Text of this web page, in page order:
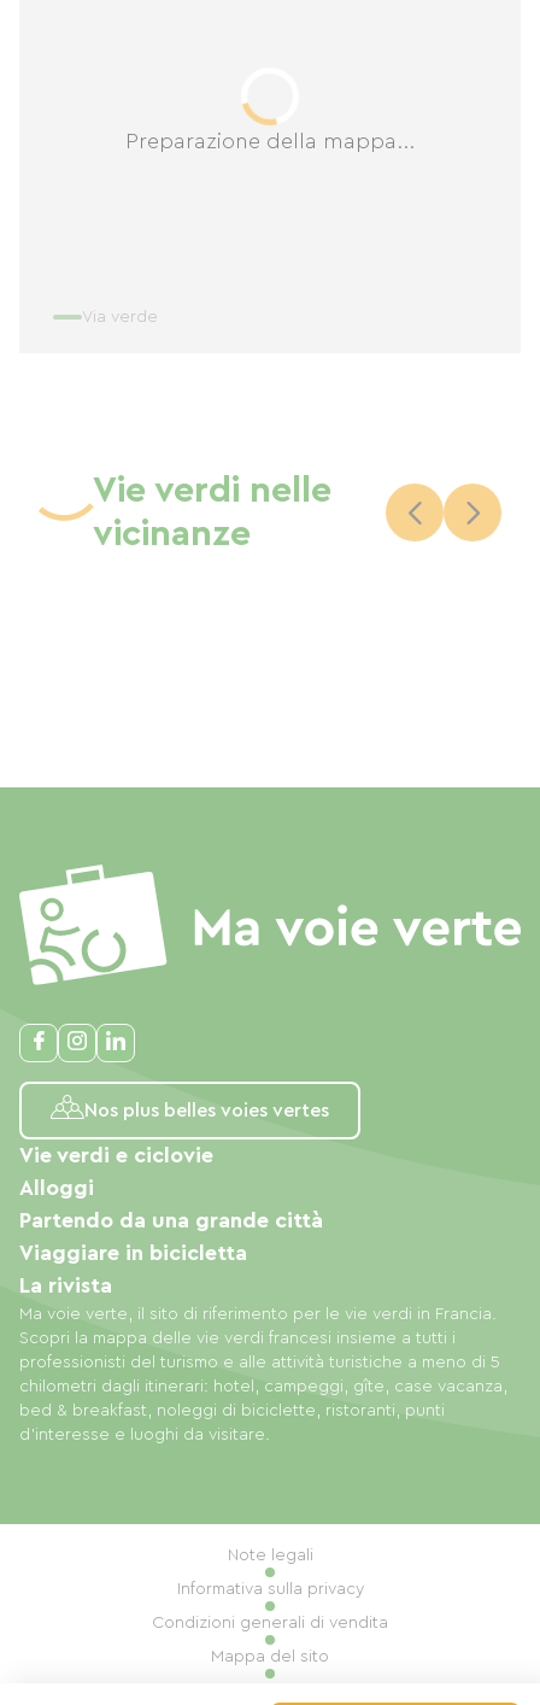
Preparazione della mappa...
Via verde
Vie verdi nelle
vicinanze
Nos plus belles voies vertes
Ma voie verte, il sito di riferimento per le vie verdi in Francia.
Scopri la mappa delle vie verdi francesi insieme a tutti i
professionisti del turismo e alle attività turistiche a meno di 5
chilometri dagli itinerari: hotel, campeggi, gîte, case vacanza,
bed & breakfast, noleggi di biciclette, ristoranti, punti
d'interesse e luoghi da visitare.
Vie verdi e ciclovie
Alloggi
Partendo da una grande città
Viaggiare in bicicletta
La rivista
Note legali
Informativa sulla privacy
Condizioni generali di vendita
Mappa del sito